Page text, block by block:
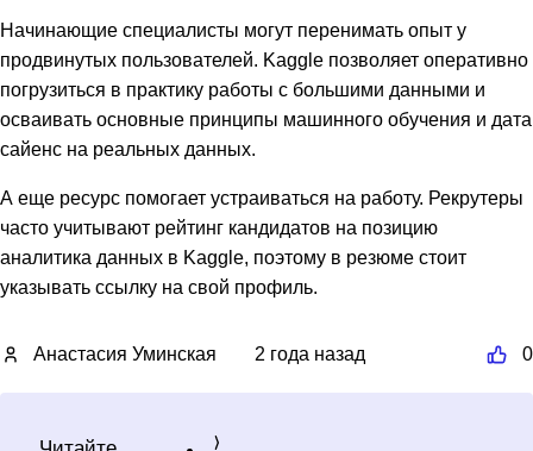
Начинающие специалисты могут перенимать опыт у
продвинутых пользователей. Kaggle позволяет оперативно
погрузиться в практику работы с большими данными и
осваивать основные принципы машинного обучения и дата
сайенс на реальных данных.
А еще ресурс помогает устраиваться на работу. Рекрутеры
часто учитывают рейтинг кандидатов на позицию
аналитика данных в Kaggle, поэтому в резюме стоит
указывать ссылку на свой профиль.
Анастасия Уминская 2 года назад 0